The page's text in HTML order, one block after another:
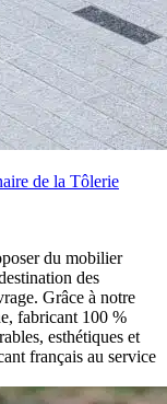
de la Tôlerie
du mobilier
des
Grâce à notre
fabricant 100 %
esthétiques et
français au service